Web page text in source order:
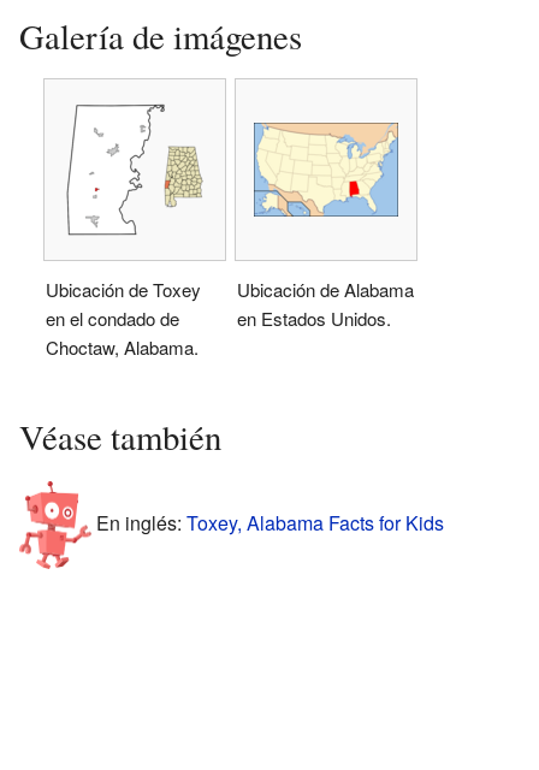
Galería de imágenes
Ubicación de Toxey
en el condado de
Choctaw, Alabama.
Ubicación de Alabama
en Estados Unidos.
Véase también
En inglés: Toxey, Alabama Facts for Kids